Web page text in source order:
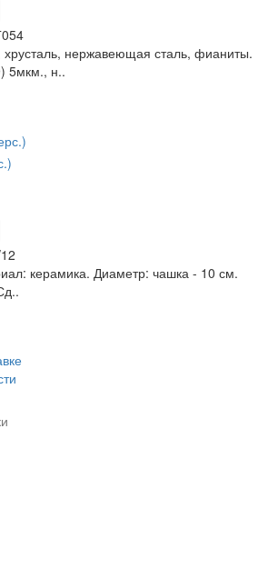
хрусталь, нержавеющая сталь, фианиты.
5мкм., н..
керамика. Диаметр: чашка - 10 см.